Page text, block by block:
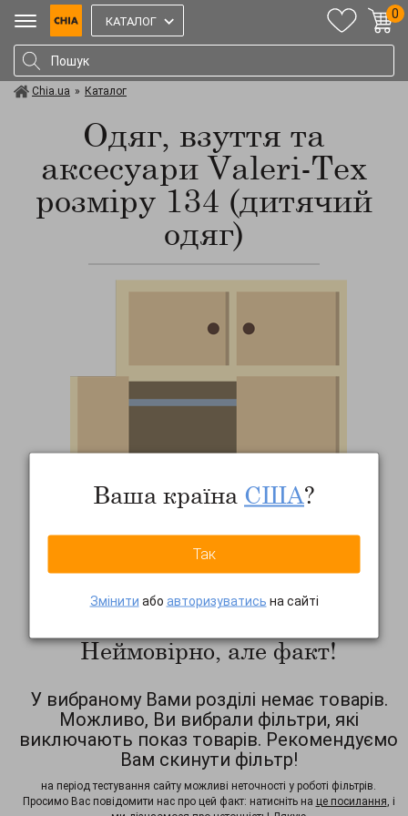
КАТАЛОГ
0
Chia.ua » Каталог
Одяг, взуття та
аксесуари Valeri-Tex
розміру 134 (дитячий
одяг)
Неймовірно, але факт!
У вибраному Вами розділі немає товарів.
Можливо, Ви вибрали фільтри, які
виключають показ товарів. Рекомендуємо
Вам скинути фільтр!
на період тестування сайту можливі неточності у роботі фільтрів.
Просимо Вас повідомити нас про цей факт: натисніть на це посилання, і
Ваша країна США?
Так
Змінити або авторизуватись на сайті